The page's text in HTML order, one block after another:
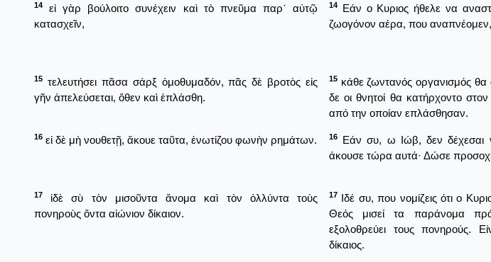
14
εἰ γὰρ βούλοιτο συνέχειν καὶ τὸ πνεῦμα παρ᾿ αὐτῷ
κατασχεῖν,
14
Εάν ο Κυριος ήθελε να
ζωογόνον αέρα, που αναπνέομεν,
15 τελευτήσει πᾶσα σάρξ ὁμοθυμαδόν, πᾶς δὲ βροτὸς εἰς
γῆν ἀπελεύσεται, ὅθεν καὶ ἐπλάσθη.
15 κάθε ζωντανός οργανισμός
δε οι θνητοί θα κατήρχοντο
από την οποίαν επλάσθησαν.
16 εἰ δὲ μὴ νουθετῇ, ἄκουε ταῦτα, ἐνωτίζου φωνὴν ρημάτων. 16
Εάν συ, ω Ιώβ, δεν δέχεσαι
άκουσε τώρα αυτά· Δώσε
17
ἰδὲ σὺ τὸν μισοῦντα ἄνομα καὶ τὸν ὀλλύντα τοὺς
πονηροὺς ὄντα αἰώνιον δίκαιον.
17 Ιδέ συ, που νομίζεις ότι ο
Θεός μισεί τα παράνομα
εξολοθρεύει τους πονηρούς.
δίκαιος.